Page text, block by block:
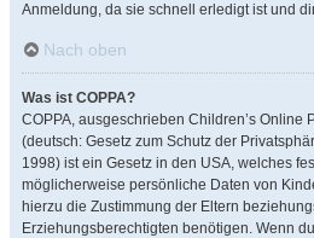
Anmeldung, da sie schnell erledigt ist und
Nach oben
Was ist COPPA?
COPPA, ausgeschrieben Children’s Online
(deutsch: Gesetz zum Schutz der
1998) ist ein Gesetz in den USA, welches
möglicherweise persönliche Daten von
hierzu die Zustimmung der Eltern
Erziehungsberechtigten benötigen. Wenn